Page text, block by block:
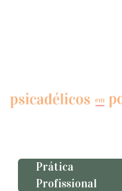
Prática
Profissional